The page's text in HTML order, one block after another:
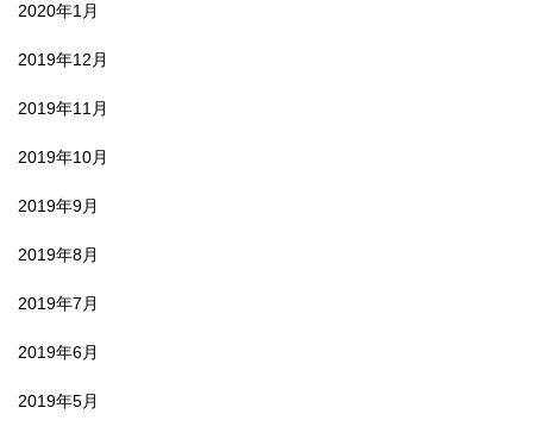
2020年1月
2019年12月
2019年11月
2019年10月
2019年9月
2019年8月
2019年7月
2019年6月
2019年5月